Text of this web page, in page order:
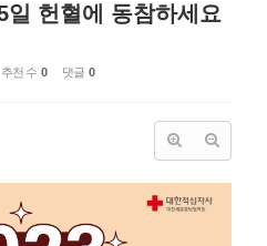
헌혈에 동참하세요
추천 수 0 댓글 0